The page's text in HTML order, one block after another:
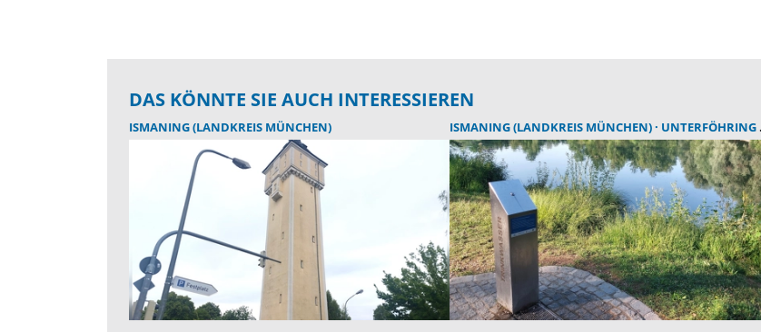
DAS KÖNNTE SIE AUCH INTERESSIEREN
ISMANING (LANDKREIS MÜNCHEN) ISMANING (LANDKREIS MÜNCHEN) UNTERFÖHRING (LANDKREIS MÜNCHEN)